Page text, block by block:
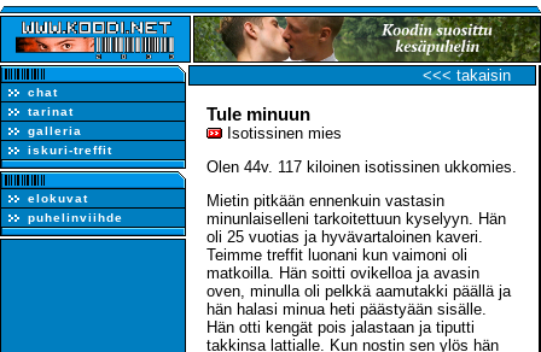
chat
tarinat
galleria
iskuri-treffit
elokuvat
puhelinviihde
<<< takaisin
Tule minuun
Isotissinen mies
Olen 44v. 117 kiloinen isotissinen ukkomies.
Mietin pitkään ennenkuin vastasin
minunlaiselleni tarkoitettuun kyselyyn. Hän
oli 25 vuotias ja hyvävartaloinen kaveri.
Teimme treffit luonani kun vaimoni oli
matkoilla. Hän soitti ovikelloa ja avasin
oven, minulla oli pelkkä aamutakki päällä ja
hän halasi minua heti päästyään sisälle.
Hän otti kengät pois jalastaan ja tiputti
takkinsa lattialle. Kun nostin sen ylös hän